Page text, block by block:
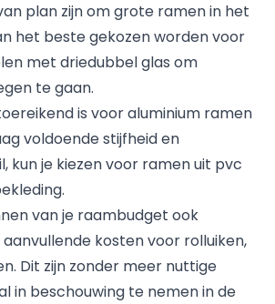
plan zijn om grote ramen in het
het beste gekozen worden voor
met driedubbel glas om
te gaan.
is voor aluminium ramen
voldoende stijfheid en
kun je kiezen voor ramen uit pvc
van je raambudget ook
kosten voor rolluiken,
Dit zijn zonder meer nuttige
in beschouwing te nemen in de